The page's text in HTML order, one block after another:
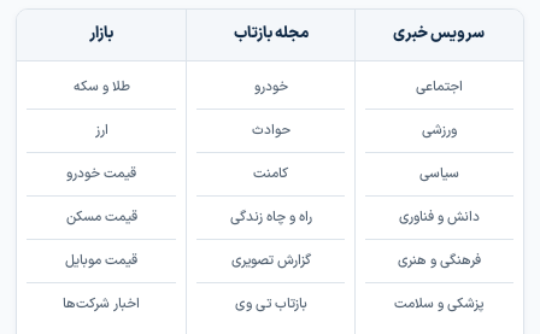
سرویس خبری
اجتماعی
ورزشی
سیاسی
دانش و فناوری
فرهنگی و هنری
پزشکی و سلامت
مجله بازتاب
خودرو
حوادث
کامنت
راه و چاه زندگی
گزارش تصویری
بازتاب تی وی
بازار
طلا و سکه
ارز
قیمت خودرو
قیمت مسکن
قیمت موبایل
اخبار شرکت‌ها